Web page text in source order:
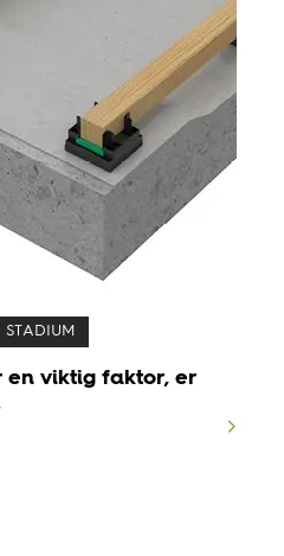
STADIUM
en viktig faktor, er